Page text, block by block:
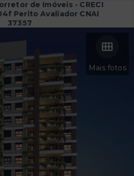
de Imóveis - CRECI
Perito Avaliador CNAI
37357
Mais fotos